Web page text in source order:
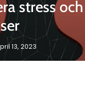
stress
13, 2023